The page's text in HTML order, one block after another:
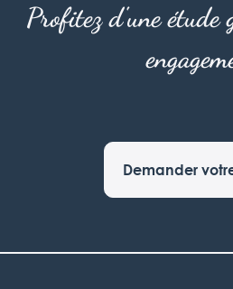
Profitez d'une étude
Demander